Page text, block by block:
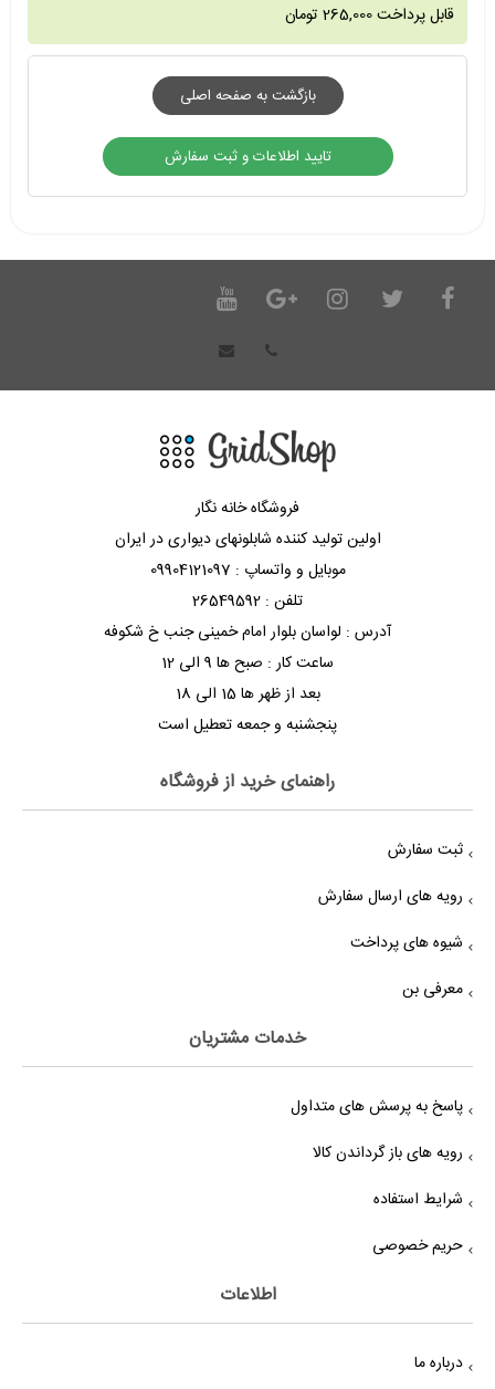
قابل پرداخت265,000 تومان
فروشگاه خانه نگار
اولین تولید کننده شابلونهای دیواری در ایران
موبایل و واتساپ : 09904121097
تلفن : 26549592
آدرس : لواسان بلوار امام خمینی جنب خ شکوفه
ساعت کار : صبح ها 9 الی 12
بعد از ظهر ها 15 الی 18
پنجشنبه و جمعه تعطیل است
راهنمای خرید از فروشگاه
ثبت سفارش
رویه های ارسال سفارش
شیوه های پرداخت
معرفی بن
خدمات مشتریان
پاسخ به پرسش های متداول
رویه های باز گرداندن کالا
شرایط استفاده
حریم خصوصی
اطلاعات
درباره ما